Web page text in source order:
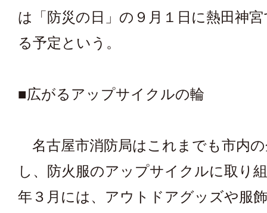
は「防災の日」の９月１日に熱田神
る予定という。
■広がるアップサイクルの輪
名古屋市消防局はこれまでも市内
し、防火服のアップサイクルに取り
年３月には、アウトドアグッズや服